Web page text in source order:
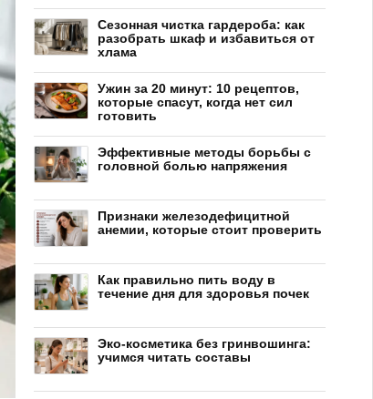
Сезонная чистка гардероба: как
разобрать шкаф и избавиться от
хлама
Ужин за 20 минут: 10 рецептов,
которые спасут, когда нет сил
готовить
Эффективные методы борьбы с
головной болью напряжения
Признаки железодефицитной
анемии, которые стоит проверить
Как правильно пить воду в
течение дня для здоровья почек
Эко-косметика без гринвошинга:
учимся читать составы